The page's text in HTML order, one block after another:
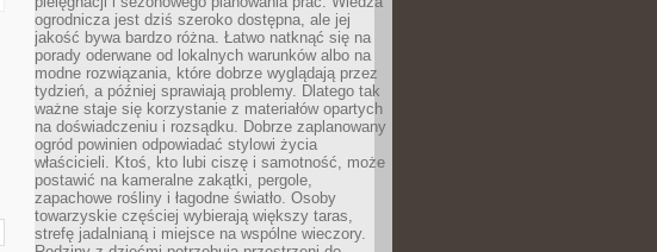
ogrodnicza jest dziś szeroko dostępna, ale jej
jakość bywa bardzo różna. Łatwo natknąć się na
porady oderwane od lokalnych warunków albo na
modne rozwiązania, które dobrze wyglądają przez
tydzień, a później sprawiają problemy. Dlatego tak
ważne staje się korzystanie z materiałów opartych
na doświadczeniu i rozsądku. Dobrze zaplanowany
ogród powinien odpowiadać stylowi życia
właścicieli. Ktoś, kto lubi ciszę i samotność, może
postawić na kameralne zakątki, pergole,
zapachowe rośliny i łagodne światło. Osoby
towarzyskie częściej wybierają większy taras,
strefę jadalnianą i miejsce na wspólne wieczory.